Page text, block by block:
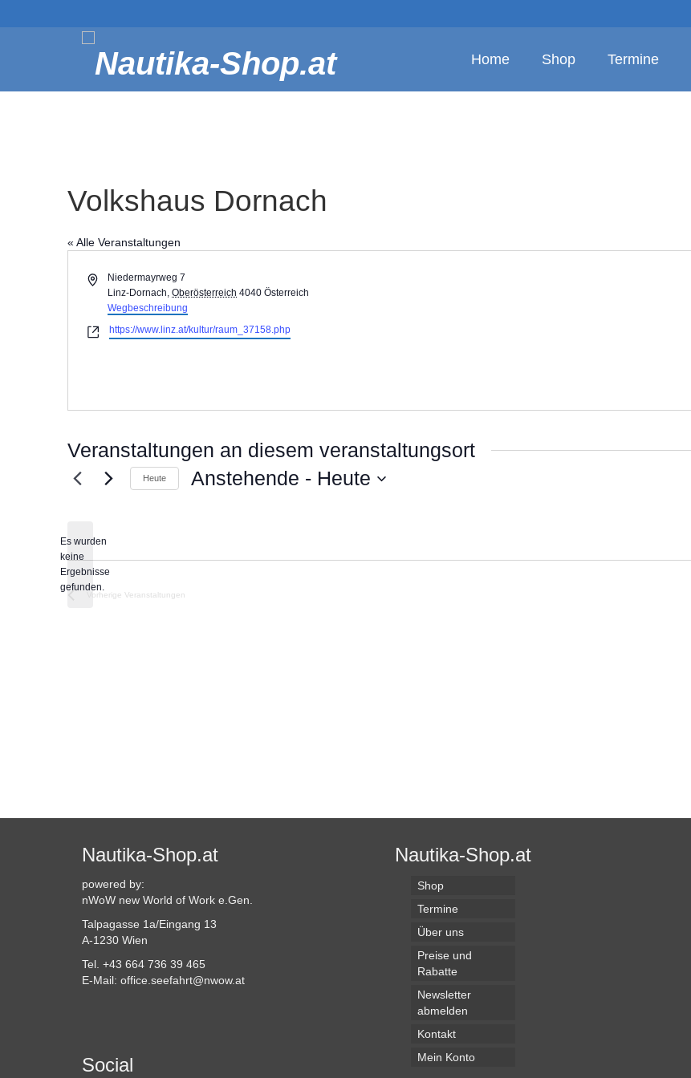
Home Shop Termine
Volkshaus Dornach
« Alle Veranstaltungen
AdresseNiedermayrweg 7
Linz-Dornach, Oberösterreich 4040 Österreich
Wegbeschreibung
Webseitehttps://www.linz.at/kultur/raum_37158.php
Veranstaltungen an diesem veranstaltungsort
Hinweis
Es wurden
keine
Ergebnisse
gefunden.
Heute Anstehende - Heute
Vorherige Veranstaltungen
Nautika-Shop.at
powered by:
nWoW new World of Work e.Gen.
Talpagasse 1a/Eingang 13
A-1230 Wien
Tel. +43 664 736 39 465
E-Mail: office.seefahrt@nwow.at
Social
Nautika-Shop.at
Shop
Termine
Über uns
Preise und
Rabatte
Newsletter
abmelden
Kontakt
Mein Konto